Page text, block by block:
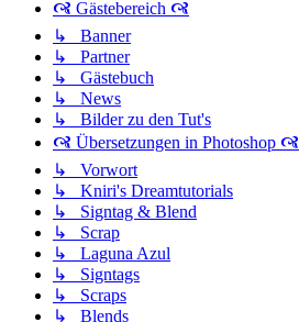
🙧 Gästebereich 🙧
↳ Banner
↳ Partner
↳ Gästebuch
↳ News
↳ Bilder zu den Tut's
🙧 Übersetzungen in Photoshop 🙧
↳ Vorwort
↳ Kniri's Dreamtutorials
↳ Signtag & Blend
↳ Scrap
↳ Laguna Azul
↳ Signtags
↳ Scraps
↳ Blends